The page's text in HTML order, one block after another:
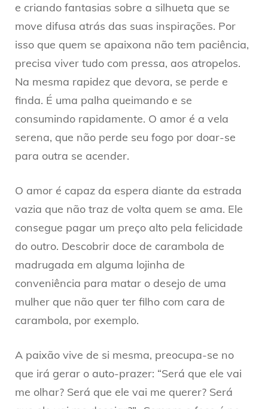
e criando fantasias sobre a silhueta que se
move difusa atrás das suas inspirações. Por
isso que quem se apaixona não tem paciência,
precisa viver tudo com pressa, aos atropelos.
Na mesma rapidez que devora, se perde e
finda. É uma palha queimando e se
consumindo rapidamente. O amor é a vela
serena, que não perde seu fogo por doar-se
para outra se acender.
O amor é capaz da espera diante da estrada
vazia que não traz de volta quem se ama. Ele
consegue pagar um preço alto pela felicidade
do outro. Descobrir doce de carambola de
madrugada em alguma lojinha de
conveniência para matar o desejo de uma
mulher que não quer ter filho com cara de
carambola, por exemplo.
A paixão vive de si mesma, preocupa-se no
que irá gerar o auto-prazer: “Será que ele vai
me olhar? Será que ele vai me querer? Será